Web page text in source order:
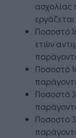
ασχολίας
εργάζεται
Ποσοστό
ετών
Ποσοστό
Ποσοστό
Ποσοστό